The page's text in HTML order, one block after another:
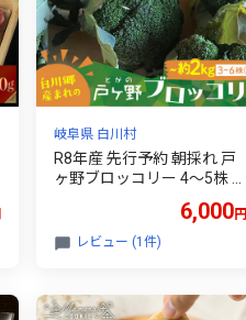
岐阜県 白川村
R8年産 先行予約 朝採れ 戸
ヶ野ブロッコリー 4～5株 1
0月下旬～発送開始 6000円6,000円
レビュー (1件)